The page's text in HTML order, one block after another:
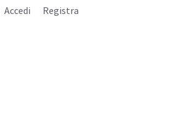
Registra
Accedi